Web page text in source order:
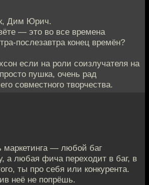
Дим Юрич.
— это во все времена
послезавтра конец времён?
если на роли соизлучателя на
пушка, очень рад
совместного творчества.
маркетинга — любой баг
а любая фича переходит в баг, в
ты про себя или конкурента.
неё не попрёшь.